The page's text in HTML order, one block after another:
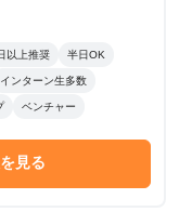
以上推奨 半日OK
インターン生多数
ベンチャー
見る